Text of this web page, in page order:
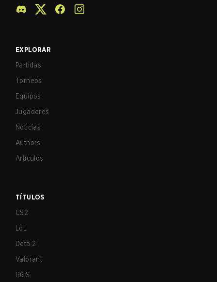
EXPLORAR
Partidas
Torneos
Equipos
Jugadores
Noticias
Authors
Artículos
TÍTULOS
CS2
LoL
Dota 2
Valorant
R6:S